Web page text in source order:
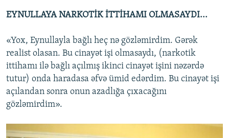
EYNULLAYA NARKOTİK İTTİHAMI OLMASAYDI...
«Yox, Eynullayla bağlı heç nə gözləmirdim. Gərək
realist olasan. Bu cinayət işi olmasaydı, (narkotik
ittihamı ilə bağlı açılmış ikinci cinayət işini nəzərdə
tutur) onda haradasa əfvə ümid edərdim. Bu cinayət işi
açılandan sonra onun azadlığa çıxacağını
gözləmirdim».